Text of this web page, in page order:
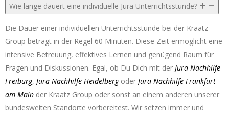
Wie lange dauert eine individuelle Jura Unterrichtsstunde?
Die Dauer einer individuellen Unterrichtsstunde bei der Kraatz
Group beträgt in der Regel 60 Minuten. Diese Zeit ermöglicht eine
intensive Betreuung, effektives Lernen und genügend Raum für
Fragen und Diskussionen. Egal, ob Du Dich mit der Jura Nachhilfe
Freiburg, Jura Nachhilfe Heidelbergoder Jura Nachhilfe Frankfurt
am Main der Kraatz Group oder sonst an einem anderen unserer
bundesweiten Standorte vorbereitest. Wir setzen immer und